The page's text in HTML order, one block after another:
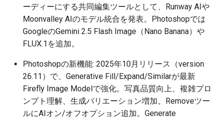
2026-05-18
2026-05-17
2026-05-16
2026-05-15
2026-05-14
2025-11-02
2025-11-01
2025-10-31
2025-10-30
2025-10-29
2026-05-18
2026-05-17
2026-05-16
2026-05-15
2026-05-14
2025-11-02
2025-11-01
2025-10-31
2025-10-30
2025-10-29
2026-05-15
2026-05-14
2026-05-13
2026-05-12
2026-05-11
2025-11-02
2025-11-01
2025-10-31
2025-10-30
2025-10-29
2026-05-14
2026-05-13
2026-05-12
2026-05-11
2026-05-10
2025-11-02
2025-11-01
2025-10-31
2025-10-30
2025-10-29
ーディーにする共同編集ツールとして、Runway AIや
Moonvalley AIのモデル統合を発表。Photoshopでは
GoogleのGemini 2.5 Flash Image（Nano Banana）や
FLUX.1を追加。
Photoshopの新機能: 2025年10月リリース（version
26.11）で、Generative Fill/Expand/Similarが最新
Firefly Image Modelで強化。写真品質向上、複雑プロ
ンプト理解、生成バリエーション増加。Removeツー
ルにAIオン/オフオプション追加。Generate